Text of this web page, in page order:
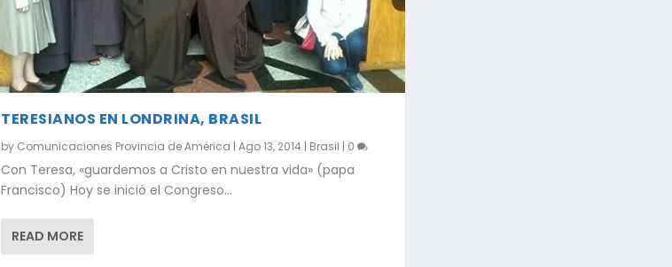
TERESIANOS EN LONDRINA, BRASIL
by Comunicaciones Provincia de América |Ago 13, 2014 | Brasil | 0
Con Teresa, «guardemos a Cristo en nuestra vida» (papa
Francisco) Hoy se inició el Congreso...
READ MORE